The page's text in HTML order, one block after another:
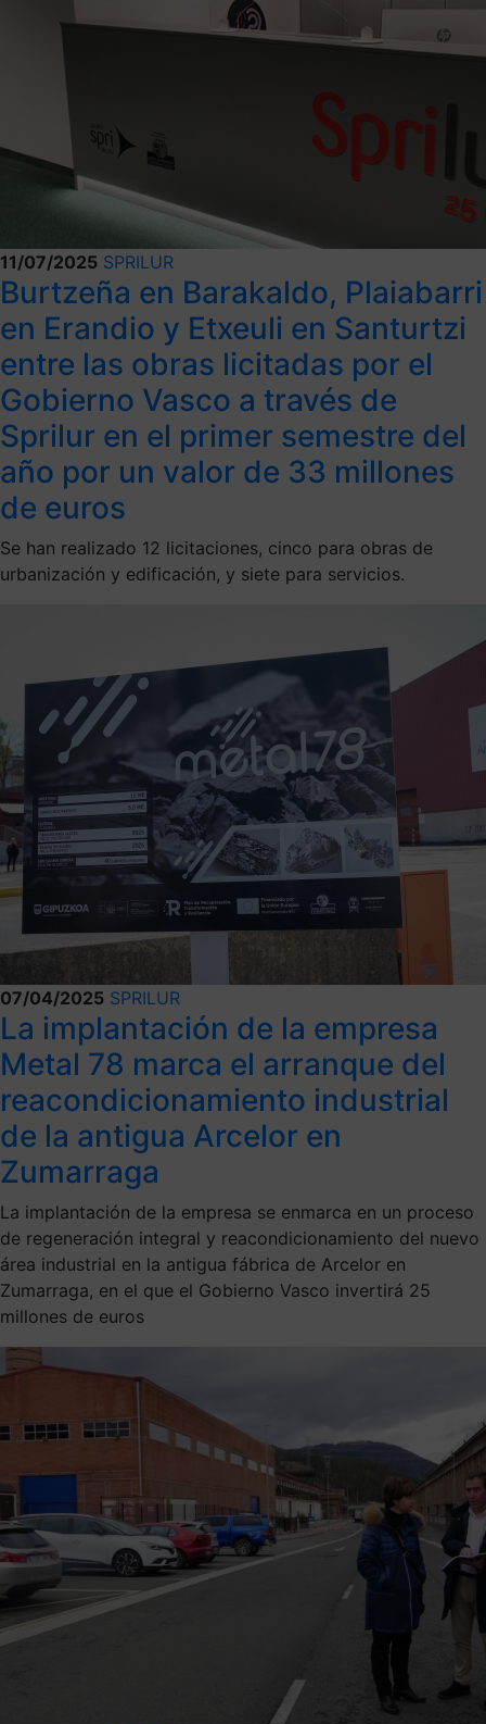
11/07/2025 SPRILUR
Burtzeña en Barakaldo, Plaiabarri
en Erandio y Etxeuli en Santurtzi
entre las obras licitadas por el
Gobierno Vasco a través de
Sprilur en el primer semestre del
año por un valor de 33 millones
de euros
Se han realizado 12 licitaciones, cinco para obras de
urbanización y edificación, y siete para servicios.
07/04/2025 SPRILUR
La implantación de la empresa
Metal 78 marca el arranque del
reacondicionamiento industrial
de la antigua Arcelor en
Zumarraga
La implantación de la empresa se enmarca en un proceso
de regeneración integral y reacondicionamiento del nuevo
área industrial en la antigua fábrica de Arcelor en
Zumarraga, en el que el Gobierno Vasco invertirá 25
millones de euros